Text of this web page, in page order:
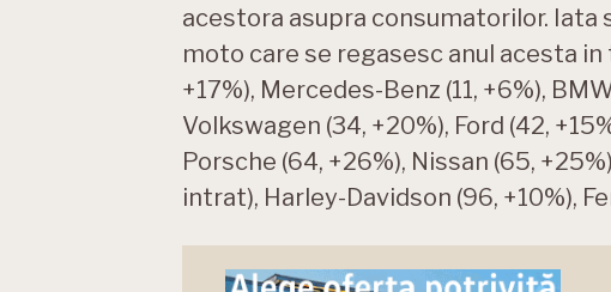
acestora asupra consumatorilor. Iata
moto care se regasesc anul acesta
+17%), Mercedes-Benz (11, +6%),
Volkswagen (34, +20%), Ford (42,
Porsche (64, +26%), Nissan (65,
intrat), Harley-Davidson (96, +10%),